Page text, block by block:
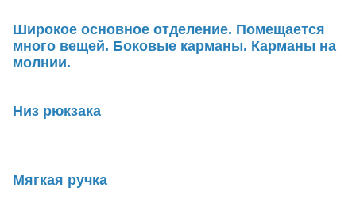
Широкое основное отделение. Помещается
много вещей. Боковые карманы. Карманы на
молнии.
Низ рюкзака
Мягкая ручка